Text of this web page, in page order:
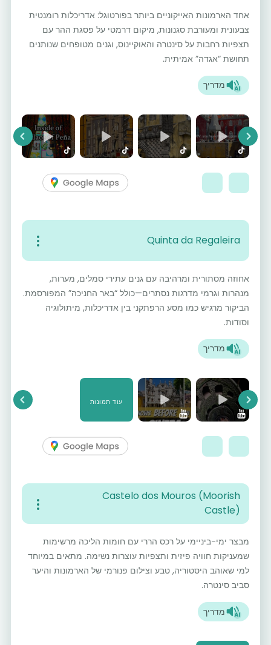
אחד הארמונות האייקוניים ביותר בפורטוגל: אדריכלות רומנטית
צבעונית ומעורבת סגנונות, מיקום דרמטי על פסגת ההר עם
תצפיות רחבות על סינטרה והאוקיינוס, וגנים מטופחים שנותנים
תחושת “אגדה” אמיתית.
מדריך
Next
Quinta da Regaleira
אחוזה מסתורית ומרהיבה עם גנים עתירי סמלים, מערות,
מנהרות וגרמי מדרגות נסתרים—כולל “באר החניכה” המפורסמת.
הביקור מרגיש כמו מסע הרפתקני בין אדריכלות, מיתולוגיה
וסודות.
מדריך
עוד תמונות Next
Castelo dos Mouros (Moorish
Castle)
מבצר ימי-ביניימי על רכס הררי עם חומות הליכה מרשימות
שמעניקות חוויה פיזית ותצפיות עוצרות נשימה. מתאים במיוחד
למי שאוהב היסטוריה, טבע וצילום פנורמי של הארמונות והיער
סביב סינטרה.
מדריך